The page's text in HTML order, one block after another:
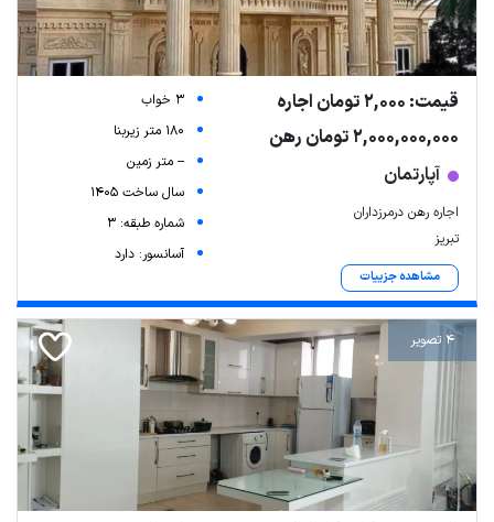
قیمت: 2,000 تومان اجاره
2,000,000,000 تومان رهن
آپارتمان
اجاره رهن درمرزداران
تبریز
مشاهده جزییات
3 خواب
180 متر زیربنا
-- متر زمین
سال ساخت 1405
شماره طبقه: 3
آسانسور: دارد
4 تصویر